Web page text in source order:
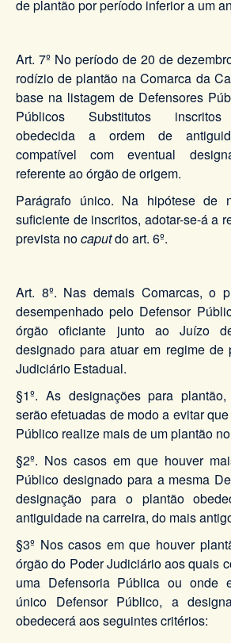
de plantão por período inferior a um
Art. 7º No período de 20 de
rodízio de plantão na Comarca da
base na listagem de Defensores
Públicos Substitutos inscritos
obedecida a ordem de
compatível com eventual
referente ao órgão de origem.
Parágrafo único. Na hipótese de
suficiente de inscritos, adotar-se-á a
prevista nocaputdo art. 6º.
Art. 8º. Nas demais Comarcas, o
desempenhado pelo Defensor
órgão oficiante junto ao Juízo
designado para atuar em regime de
Judiciário Estadual.
§1º. As designações para plantão,
serão efetuadas de modo a evitar
Público realize mais de um plantão
§2º. Nos casos em que houver
Público designado para a mesma
designação para o plantão
antiguidade na carreira, do mais
§3º Nos casos em que houver
órgão do Poder Judiciário aos quais
uma Defensoria Pública ou onde
único Defensor Público, a
obedecerá aos seguintes critérios: